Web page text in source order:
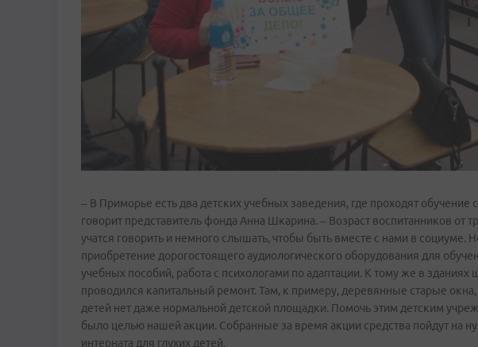
– В Приморье есть два детских учебных заведения, где проходят
говорит представитель фонда Анна Шкарина. – Возраст воспитанников от
учатся говорить и немного слышать, чтобы быть вместе с нами в
приобретение дорогостоящего аудиологического оборудования для
учебных пособий, работа с психологами по адаптации. К тому же в зданиях
проводился капитальный ремонт. Там, к примеру, деревянные старые окна,
детей нет даже нормальной детской площадки. Помочь этим детским
было целью нашей акции. Собранные за время акции средства пойдут на
интерната для глухих детей.